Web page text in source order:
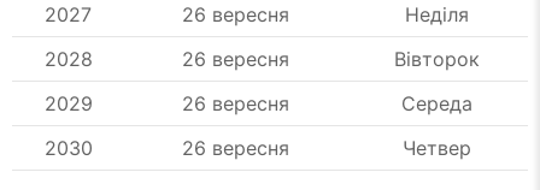
2027
26 вересня
Неділя
2028
26 вересня
Вівторок
2029
26 вересня
Середа
2030
26 вересня Четвер